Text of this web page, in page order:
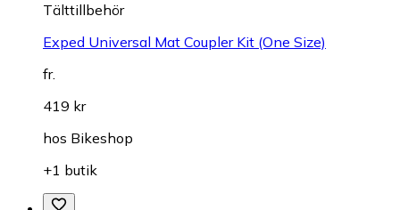
Tälttillbehör
Exped Universal Mat Coupler Kit (One Size)
fr.
419 kr
hos Bikeshop
+1 butik